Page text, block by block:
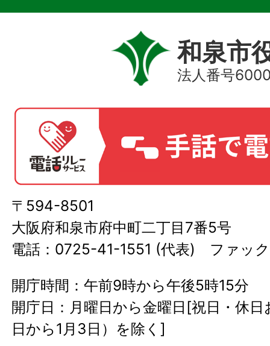
和泉市
法人番号
〒594-8501
大阪府和泉市府中町二丁目7番5号
電話：0725-41-1551 (代表) ファッ
開庁時間：午前9時から午後5時15分
開庁日：月曜日から金曜日[祝日・休
日から1月3日）を除く]